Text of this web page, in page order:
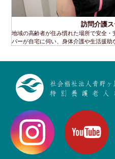
訪問介護
地域の高齢者が住み慣れた場所で安全
パーが自宅に伺い、身体介護や生活援助